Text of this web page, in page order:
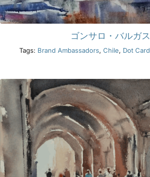
リソース
購読する
ゴンサロ・バルガス
Tags: Brand Ambassadors, Chile, Dot Card